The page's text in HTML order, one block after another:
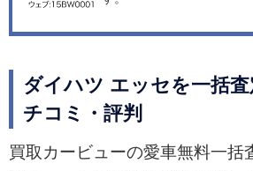
ダイハツ エッセを一括
チコミ・評判
買取カービューの愛車無料一括